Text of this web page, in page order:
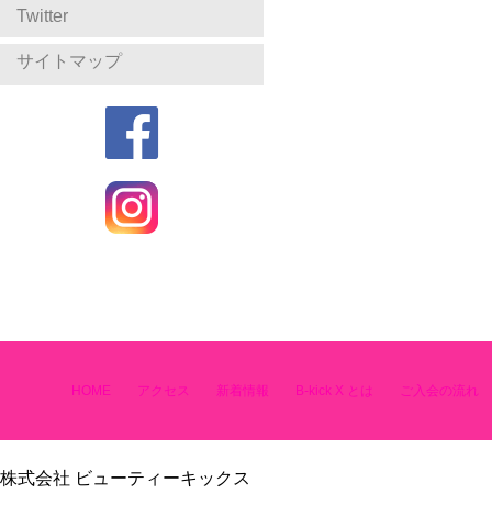
Twitter
サイトマップ
HOME アクセス 新着情報 B-kick X とは ご入会の流れ
株式会社 ビューティーキックス